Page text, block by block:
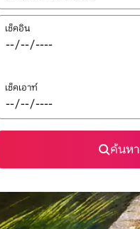
เช็คอิน
เช็คเอาท์
ค้นหา